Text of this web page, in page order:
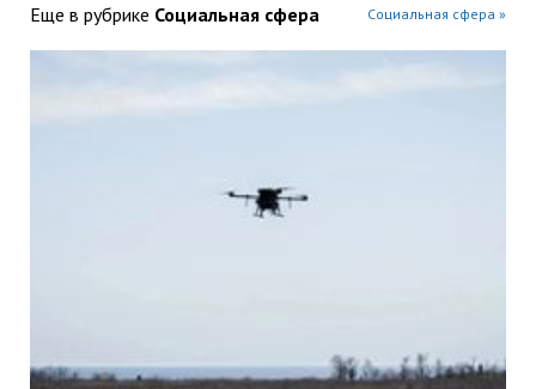
Еще в рубрике Социальная сфера Социальная сфера »